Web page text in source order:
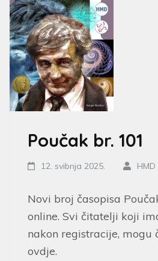
Poučak br. 101
12. svibnja 2025. HMD
Novi broj časopisa
online. Svi čitatelji koji
nakon registracije, mogu
ovdje.